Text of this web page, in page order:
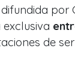
por
de